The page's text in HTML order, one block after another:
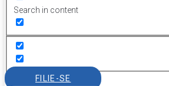
Search in content
FILIE-SE